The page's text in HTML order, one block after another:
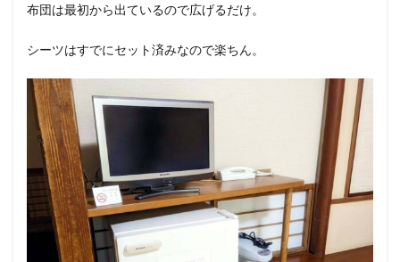
布団は最初から出ているので広げるだけ。
シーツはすでにセット済みなので楽ちん。